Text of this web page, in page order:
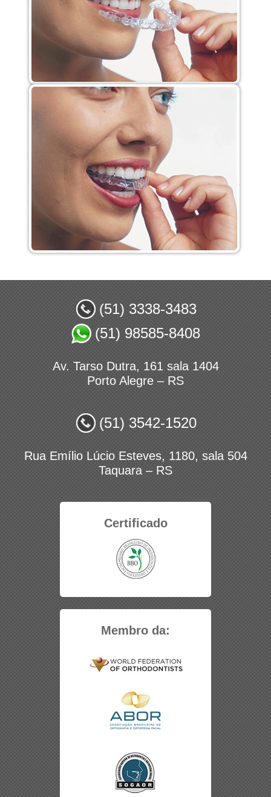
(51) 3338-3483
(51) 98585-8408
Av. Tarso Dutra, 161 sala 1404
Porto Alegre – RS
(51) 3542-1520
Rua Emílio Lúcio Esteves, 1180, sala 504
Taquara – RS
Certificado
Membro da: